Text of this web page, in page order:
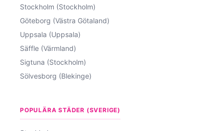
Stockholm (Stockholm)
Göteborg (Västra Götaland)
Uppsala (Uppsala)
Säffle (Värmland)
Sigtuna (Stockholm)
Sölvesborg (Blekinge)
POPULÄRA STÄDER (SVERIGE)